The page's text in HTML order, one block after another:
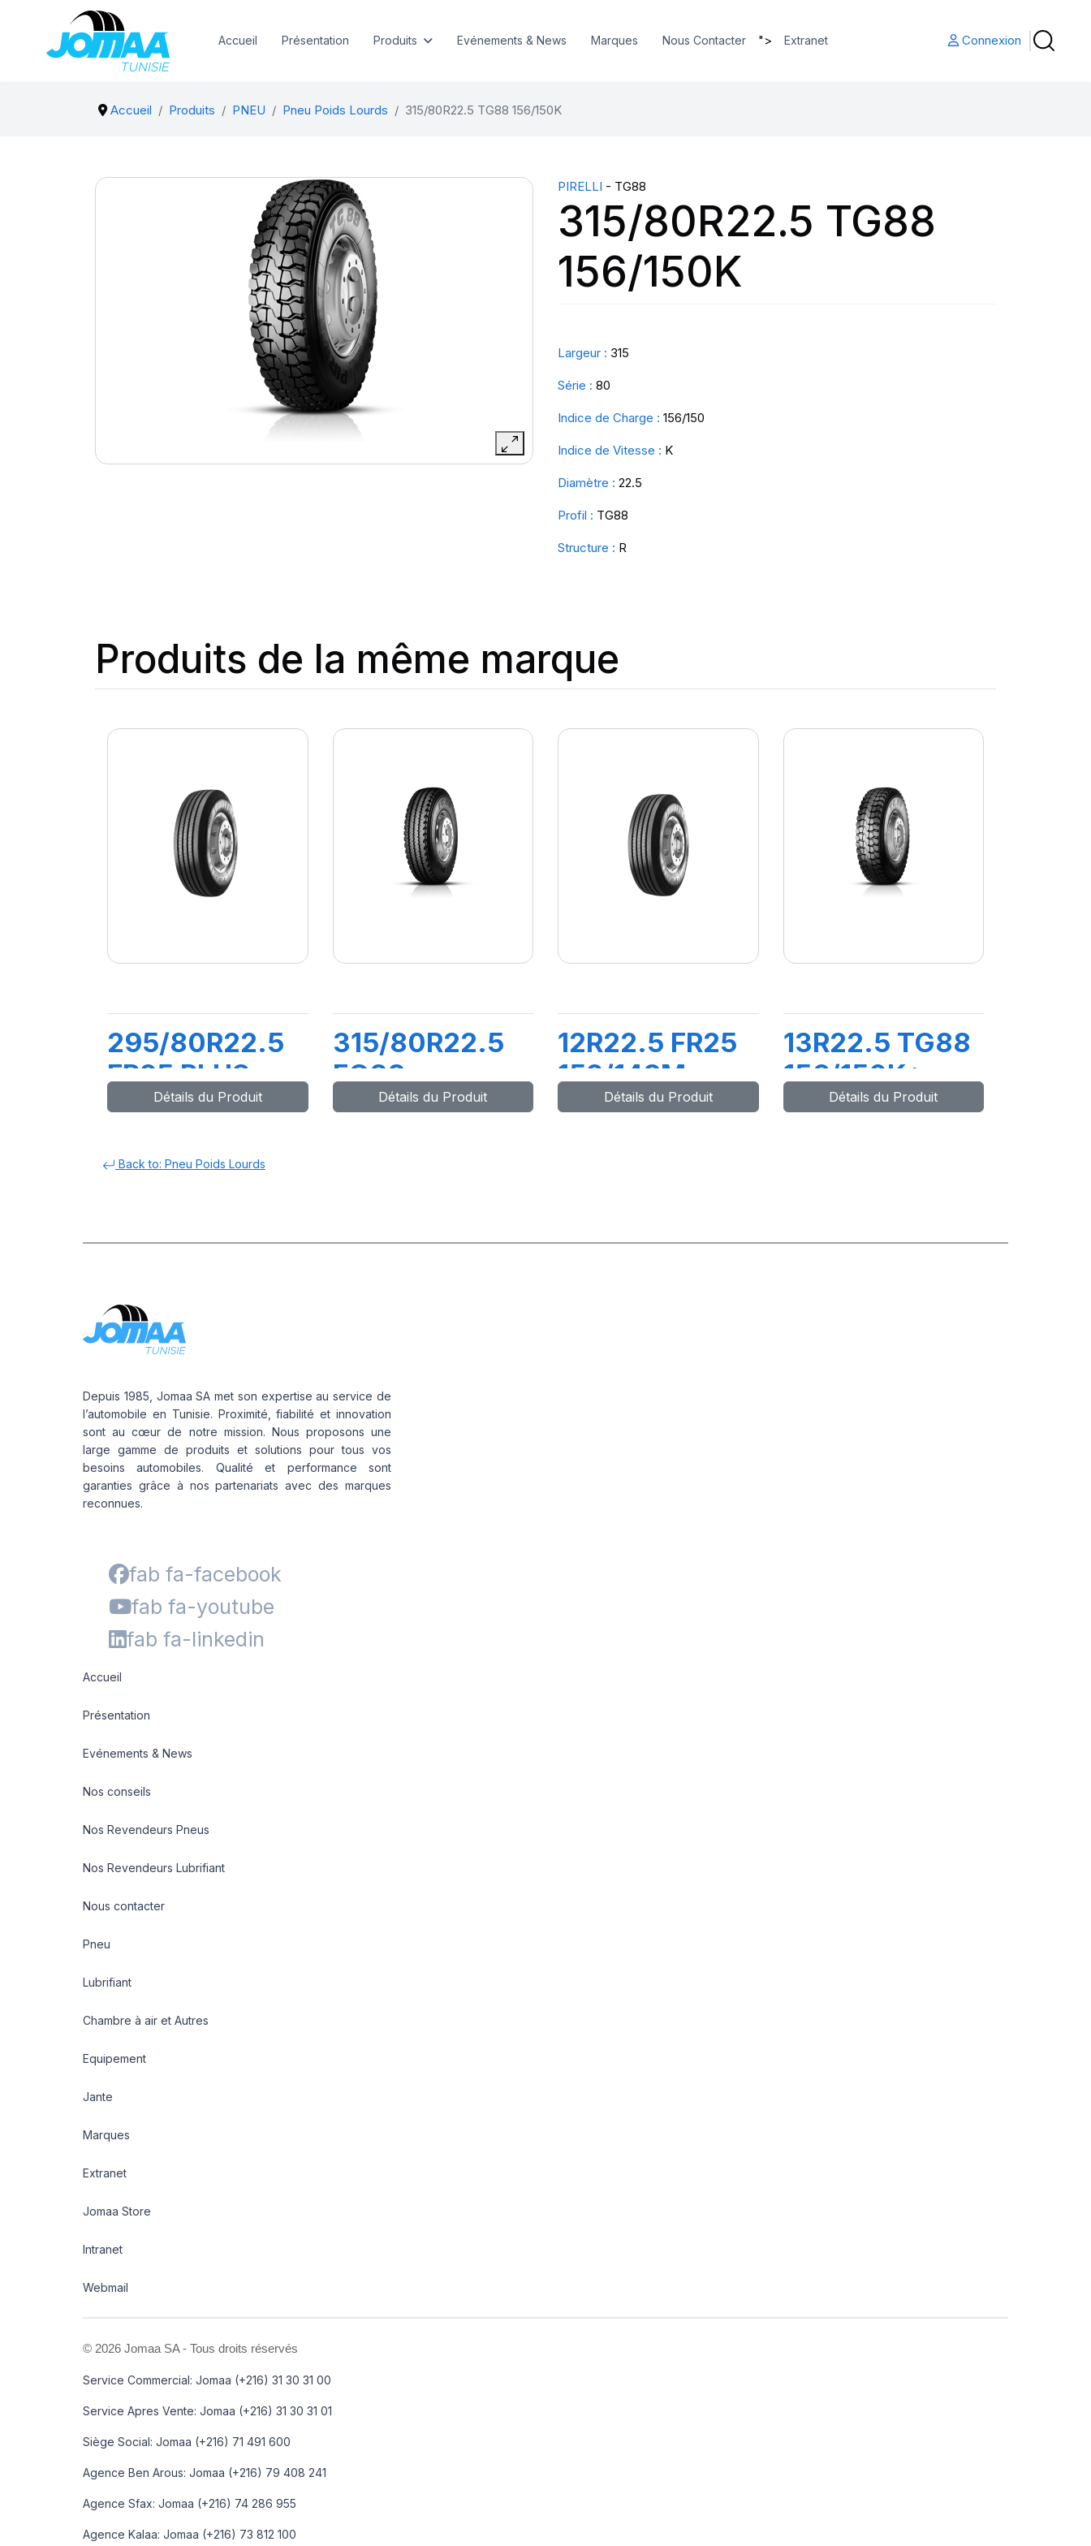
Accueil Présentation Produits Evénements & News Marques Nous Contacter "> Extranet Connexion
Accueil Produits PNEU Pneu Poids Lourds 315/80R22.5 TG88 156/150K
PIRELLI - TG88
315/80R22.5 TG88
156/150K
Largeur : 315
Série : 80
Indice de Charge : 156/150
Indice de Vitesse : K
Diamètre : 22.5
Profil : TG88
Structure : R
Produits de la même marque
295/80R22.5
FR25 PLUS
152/148M
Détails du Produit
315/80R22.5
FG88
156/150K M+S
Détails du Produit
12R22.5 FR25
152/148M
PLUS*Détails du Produit
13R22.5 TG88
156/150K*
Détails du Produit
Back to: Pneu Poids Lourds
Depuis 1985, Jomaa SA met son expertise au service de
l’automobile en Tunisie. Proximité, fiabilité et innovation
sont au cœur de notre mission. Nous proposons une
large gamme de produits et solutions pour tous vos
besoins automobiles. Qualité et performance sont
garanties grâce à nos partenariats avec des marques
reconnues.
fab fa-facebook
fab fa-youtube
fab fa-linkedin
Accueil
Présentation
Evénements & News
Nos conseils
Nos Revendeurs Pneus
Nos Revendeurs Lubrifiant
Nous contacter
Pneu
Lubrifiant
Chambre à air et Autres
Equipement
Jante
Marques
Extranet
Jomaa Store
Intranet
Webmail
© 2026 Jomaa SA - Tous droits réservés
Service Commercial: Jomaa (+216) 31 30 31 00
Service Apres Vente: Jomaa (+216) 31 30 31 01
Siège Social: Jomaa (+216) 71 491 600
Agence Ben Arous: Jomaa (+216) 79 408 241
Agence Sfax: Jomaa (+216) 74 286 955
Agence Kalaa: Jomaa (+216) 73 812 100